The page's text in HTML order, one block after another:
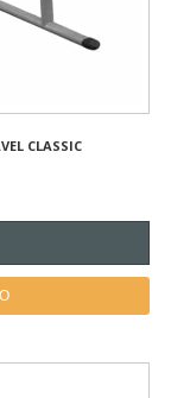
CLASSIC